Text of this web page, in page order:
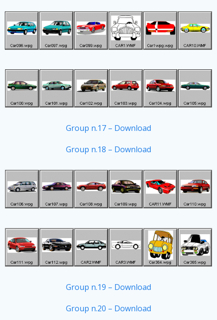
Group n.17 – Download
Group n.18 – Download
Group n.19 – Download
Group n.20 – Download